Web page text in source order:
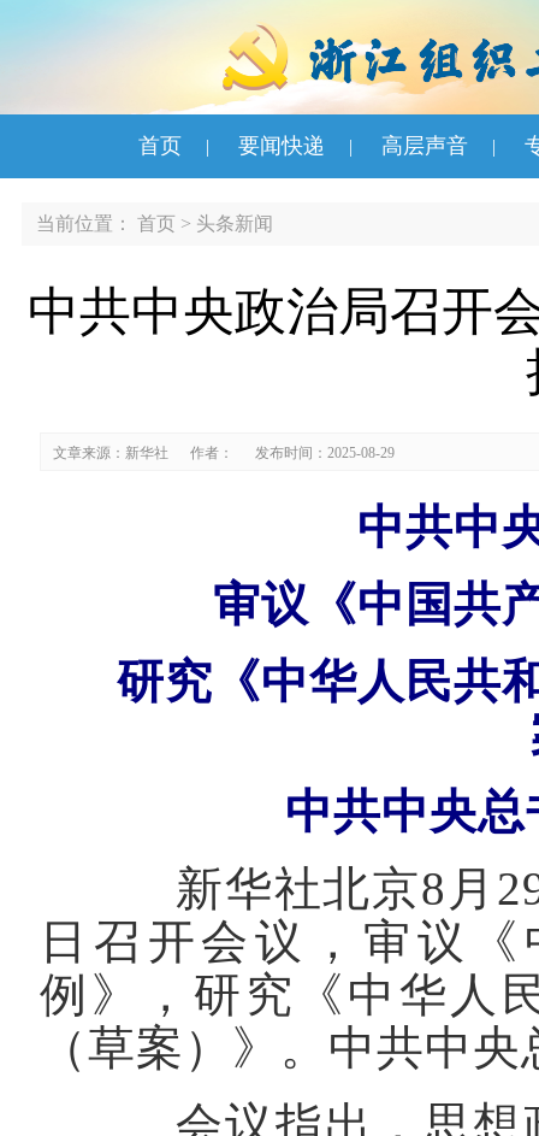
首页 | 要闻快递 | 高层声音 |
当前位置： 首页 > 头条新闻
中共中央政治局召开
文章来源：新华社 作者： 发布时间：2025-08-29
中共中
审议《中国共
研究《中华人民共
中共中央
新华社北京8月29
日召开会议，审议
例》，研究《中华人
（草案）》。中共中
会议指出，思想